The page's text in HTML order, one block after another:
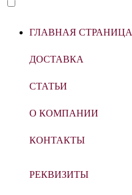
ГЛАВНАЯ СТРАНИЦА
ДОСТАВКА
СТАТЬИ
О КОМПАНИИ
КОНТАКТЫ
РЕКВИЗИТЫ